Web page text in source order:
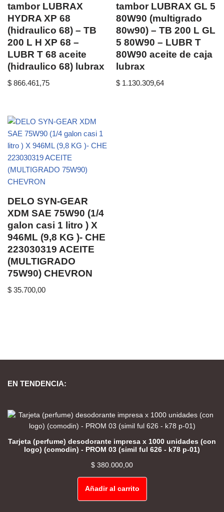
tambor LUBRAX
HYDRA XP 68
(hidraulico 68) – TB
200 L H XP 68 –
LUBR T 68 aceite
(hidraulico 68) lubrax
$ 866.461,75
tambor LUBRAX GL 5
80W90 (multigrado
80w90) – TB 200 L GL
5 80W90 – LUBR T
80W90 aceite de caja
lubrax
$ 1.130.309,64
DELO SYN-GEAR
XDM SAE 75W90 (1/4
galon casi 1 litro ) X
946ML (9,8 KG )- CHE
223030319 ACEITE
(MULTIGRADO
75W90) CHEVRON
$ 35.700,00
EN TENDENCIA:
Tarjeta (perfume) desodorante impresa x 1000 unidades (con
logo) (comodin) - PROM 03 (simil ful 626 - k78 p-01)
$ 380.000,00
Añadir al carrito